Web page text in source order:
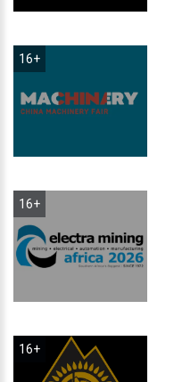
16+
16+
16+